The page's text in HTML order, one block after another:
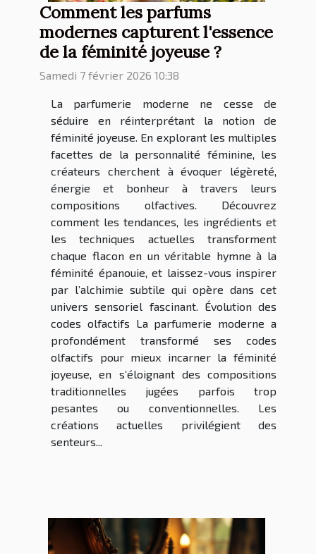
Comment les parfums
modernes capturent l'essence
de la féminité joyeuse ?
Samedi 7 février 2026 10:38
La parfumerie moderne ne cesse de
séduire en réinterprétant la notion de
féminité joyeuse. En explorant les multiples
facettes de la personnalité féminine, les
créateurs cherchent à évoquer légèreté,
énergie et bonheur à travers leurs
compositions olfactives. Découvrez
comment les tendances, les ingrédients et
les techniques actuelles transforment
chaque flacon en un véritable hymne à la
féminité épanouie, et laissez-vous inspirer
par l’alchimie subtile qui opère dans cet
univers sensoriel fascinant. Évolution des
codes olfactifs La parfumerie moderne a
profondément transformé ses codes
olfactifs pour mieux incarner la féminité
joyeuse, en s’éloignant des compositions
traditionnelles jugées parfois trop
pesantes ou conventionnelles. Les
créations actuelles privilégient des
senteurs...